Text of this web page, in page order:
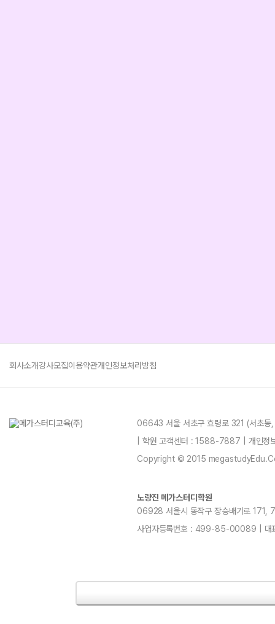
회사소개강사모집이용약관개인정보처리방침
06643 서울 서초구 효령로 321 (서초
| 학원 고객센터 : 1588-7887 | 개인
Copyright © 2015
노량진 메가스터디학원
06928 서울시 동작구 장승배기로
사업자등록번호 : 499-85-00089 | 대표